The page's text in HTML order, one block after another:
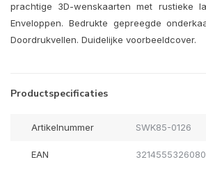
prachtige 3D-wenskaarten met rustieke
Enveloppen. Bedrukte gepreegde
Doordrukvellen. Duidelijke voorbeeldcover.
Productspecificaties
Artikelnummer SWK85-0126
EAN 3214555326080